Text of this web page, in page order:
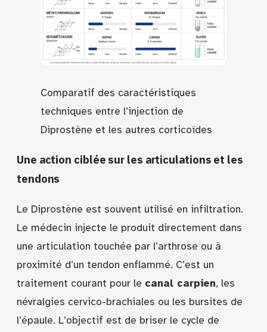
Comparatif des caractéristiques
techniques entre l’injection de
Diprostène et les autres corticoïdes
Une action ciblée sur les articulations et les
tendons
Le Diprostène est souvent utilisé en infiltration.
Le médecin injecte le produit directement dans
une articulation touchée par l’arthrose ou à
proximité d’un tendon enflammé. C’est un
traitement courant pour le canal carpien, les
névralgies cervico-brachiales ou les bursites de
l’épaule. L’objectif est de briser le cycle de